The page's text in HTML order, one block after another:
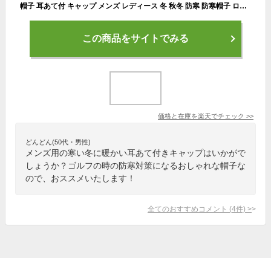
帽子 耳あて付 キャップ メンズ レディース 冬 秋冬 防寒 防寒帽子 ロゴ イヤーマフ 耳あて付き帽子 耳当て付き帽子 おしゃれ スポーツ ゴルフ アウトドア 釣り レジャー 男女兼用 ブラック グレー ブラウン 冬物
この商品をサイトでみる
価格と在庫を楽天でチェック >>
どんどん(50代・男性)
メンズ用の寒い冬に暖かい耳あて付きキャップはいかがで
しょうか？ゴルフの時の防寒対策になるおしゃれな帽子な
ので、おススメいたします！
全てのおすすめコメント (4件) >